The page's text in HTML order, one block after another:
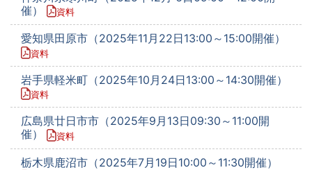
催）
資料
愛知県田原市（2025年11月22日13:00～15:00開催）
資料
岩手県軽米町（2025年10月24日13:00～14:30開催）
資料
広島県廿日市市（2025年9月13日09:30～11:00開
催）
資料
栃木県鹿沼市（2025年7月19日10:00～11:30開催）